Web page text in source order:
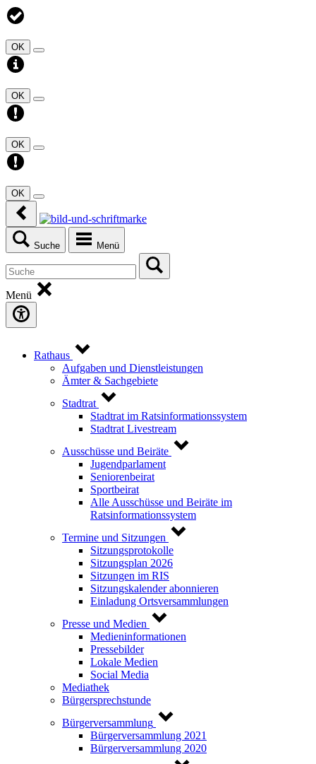
OK
OK
OK
OK
Suche Menü
Menü
Rathaus
Aufgaben und Dienstleistungen
Ämter & Sachgebiete
Stadtrat
Stadtrat im Ratsinformationssystem
Stadtrat Livestream
Ausschüsse und Beiräte
Jugendparlament
Seniorenbeirat
Sportbeirat
Alle Ausschüsse und Beiräte im
Ratsinformationssystem
Termine und Sitzungen
Sitzungsprotokolle
Sitzungsplan 2026
Sitzungen im RIS
Sitzungskalender abonnieren
Einladung Ortsversammlungen
Presse und Medien
Medieninformationen
Pressebilder
Lokale Medien
Social Media
Mediathek
Bürgersprechstunde
Bürgerversammlung
Bürgerversammlung 2021
Bürgerversammlung 2020